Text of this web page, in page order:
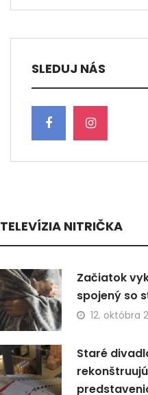
SLEDUJ NÁS
TELEVÍZIA NITRIČKA
Začiatok
spojený so
12. októbra
Staré